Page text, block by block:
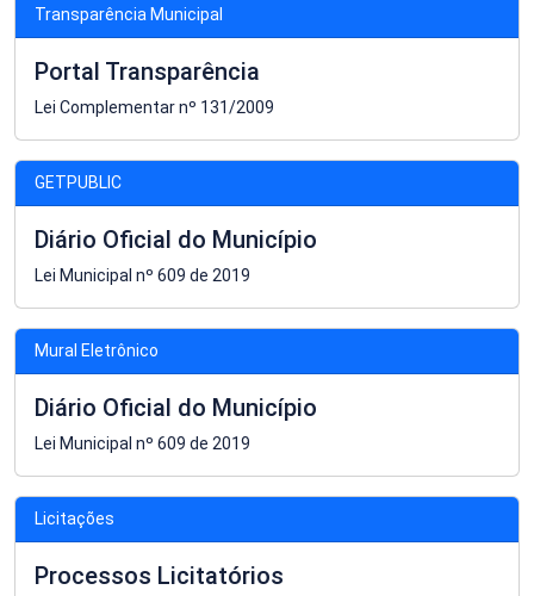
Transparência Municipal
Portal Transparência
Lei Complementar nº 131/2009
GETPUBLIC
Diário Oficial do Município
Lei Municipal nº 609 de 2019
Mural Eletrônico
Diário Oficial do Município
Lei Municipal nº 609 de 2019
Licitações
Processos Licitatórios